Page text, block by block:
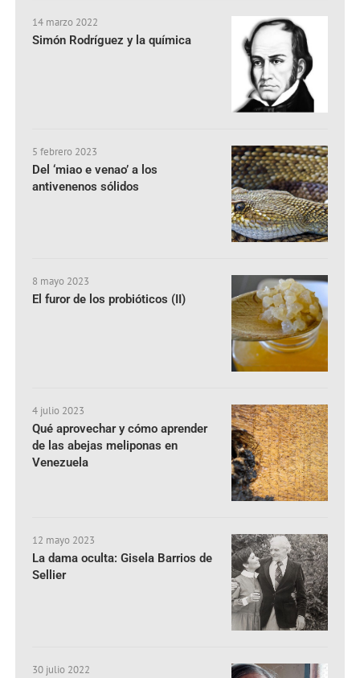
14 marzo 2022
Simón Rodríguez y la química
5 febrero 2023
Del ‘miao e venao’ a los
antivenenos sólidos
8 mayo 2023
El furor de los probióticos (II)
4 julio 2023
Qué aprovechar y cómo aprender
de las abejas meliponas en
Venezuela
12 mayo 2023
La dama oculta: Gisela Barrios de
Sellier
30 julio 2022